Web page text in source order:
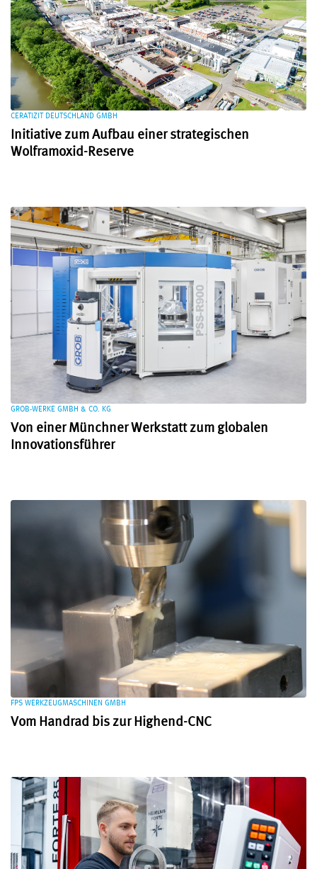
CERATIZIT DEUTSCHLAND GMBH
Initiative zum Aufbau einer strategischen
Wolframoxid-Reserve
GROB-WERKE GMBH & CO. KG
Von einer Münchner Werkstatt zum globalen
Innovationsführer
FPS WERKZEUGMASCHINEN GMBH
Vom Handrad bis zur Highend-CNC